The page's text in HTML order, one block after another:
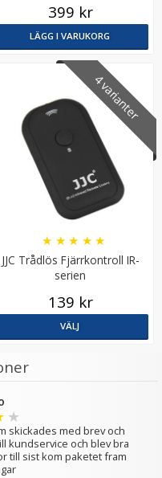
399 kr
LÄGG I VARUKORG
4 varianter
JJC Trådlös Fjärrkontroll IR-
serien
★ ★ ★ ★ ★
139 kr
VÄLJ
★
skickades med brev och
kundservice och blev bra
till sist kom paketet fram